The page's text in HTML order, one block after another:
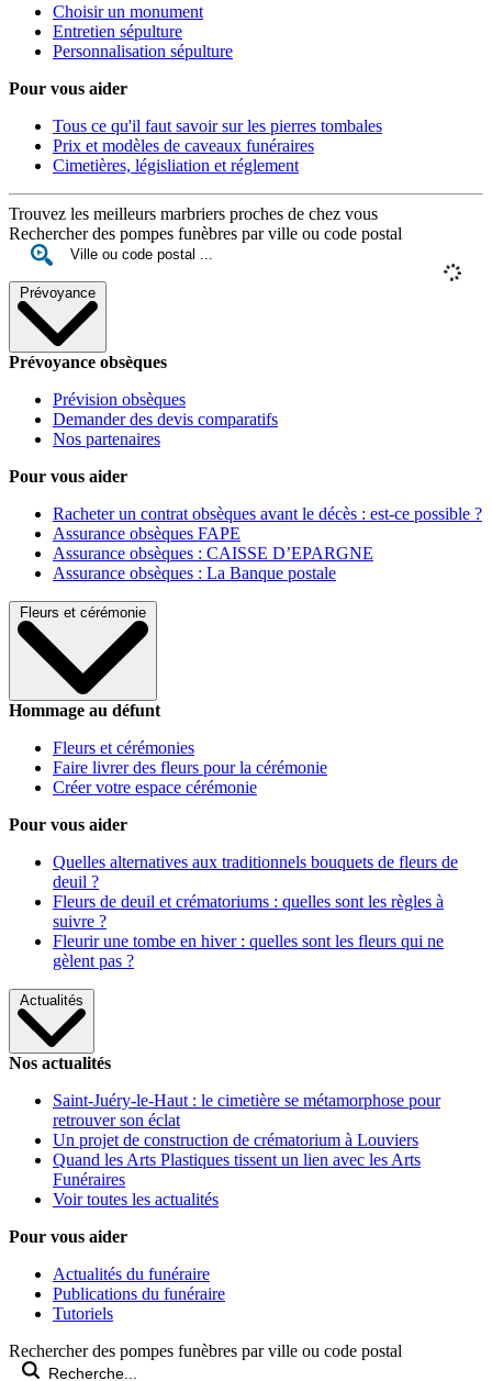
Choisir un monument
Entretien sépulture
Personnalisation sépulture
Pour vous aider
Tous ce qu'il faut savoir sur les pierres tombales
Prix et modèles de caveaux funéraires
Cimetières, législiation et réglement
Trouvez les meilleurs marbriers proches de chez vous
Rechercher des pompes funèbres par ville ou code postal
Prévoyance
Prévoyance obsèques
Prévision obsèques
Demander des devis comparatifs
Nos partenaires
Pour vous aider
Racheter un contrat obsèques avant le décès : est-ce possible ?
Assurance obsèques FAPE
Assurance obsèques : CAISSE D’EPARGNE
Assurance obsèques : La Banque postale
Fleurs et cérémonie
Hommage au défunt
Fleurs et cérémonies
Faire livrer des fleurs pour la cérémonie
Créer votre espace cérémonie
Pour vous aider
Quelles alternatives aux traditionnels bouquets de fleurs de
deuil ?
Fleurs de deuil et crématoriums : quelles sont les règles à
suivre ?
Fleurir une tombe en hiver : quelles sont les fleurs qui ne
gèlent pas ?
Actualités
Nos actualités
Saint-Juéry-le-Haut : le cimetière se métamorphose pour
retrouver son éclat
Un projet de construction de crématorium à Louviers
Quand les Arts Plastiques tissent un lien avec les Arts
Funéraires
Voir toutes les actualités
Pour vous aider
Actualités du funéraire
Publications du funéraire
Tutoriels
Rechercher des pompes funèbres par ville ou code postal